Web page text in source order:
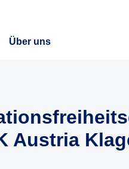
Über uns
Austria